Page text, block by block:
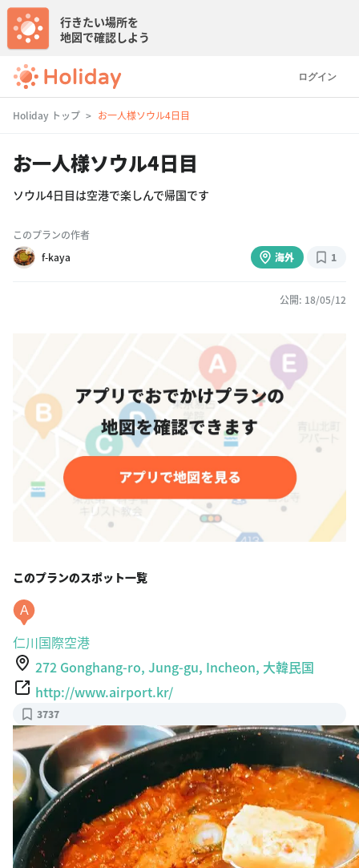
ログイン
行きたい場所を
地図で確認しよう
Holiday トップ お一人様ソウル4日目
お一人様ソウル4日目
ソウル4日目は空港で楽しんで帰国です
このプランの作者
f-kaya
海外 1
公開: 18/05/12
このプランのスポット一覧
A
仁川国際空港
272 Gonghang-ro, Jung-gu, Incheon, 大韓民国
http://www.airport.kr/
3737